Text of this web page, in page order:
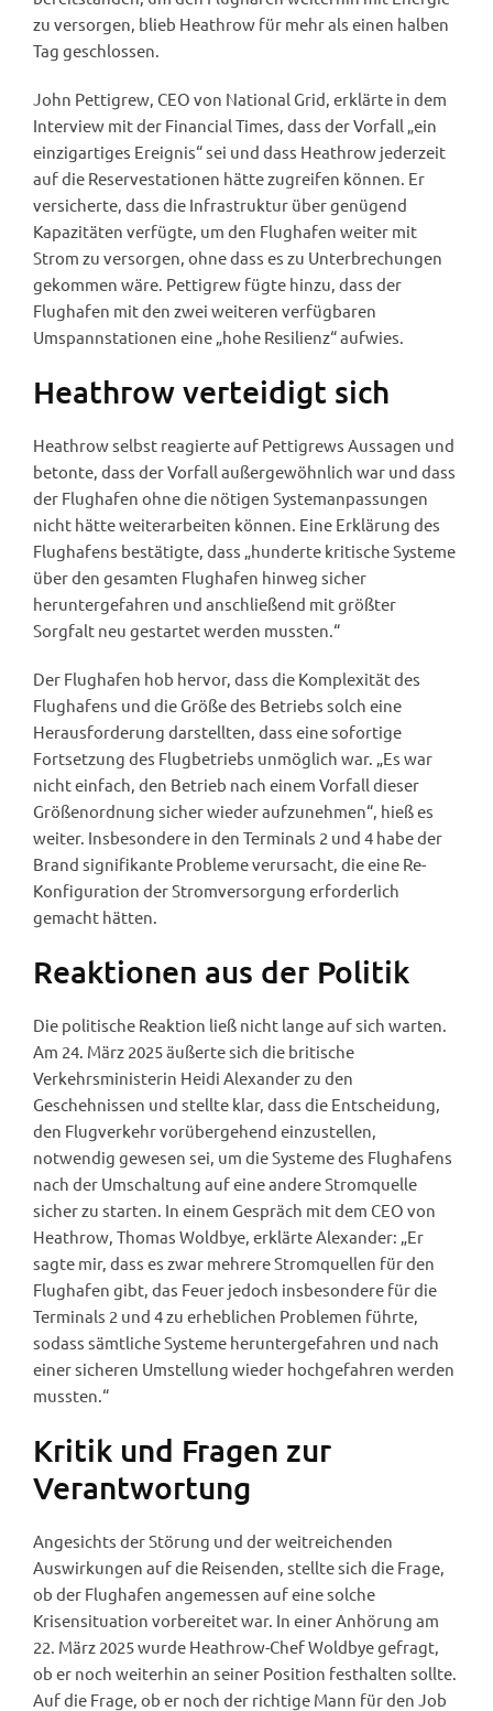
zu versorgen, blieb Heathrow für mehr als einen halben
Tag geschlossen.
John Pettigrew, CEO von National Grid, erklärte in dem
Interview mit der Financial Times, dass der Vorfall „ein
einzigartiges Ereignis“ sei und dass Heathrow jederzeit
auf die Reservestationen hätte zugreifen können. Er
versicherte, dass die Infrastruktur über genügend
Kapazitäten verfügte, um den Flughafen weiter mit
Strom zu versorgen, ohne dass es zu Unterbrechungen
gekommen wäre. Pettigrew fügte hinzu, dass der
Flughafen mit den zwei weiteren verfügbaren
Umspannstationen eine „hohe Resilienz“ aufwies.
Heathrow verteidigt sich
Heathrow selbst reagierte auf Pettigrews Aussagen und
betonte, dass der Vorfall außergewöhnlich war und dass
der Flughafen ohne die nötigen Systemanpassungen
nicht hätte weiterarbeiten können. Eine Erklärung des
Flughafens bestätigte, dass „hunderte kritische Systeme
über den gesamten Flughafen hinweg sicher
heruntergefahren und anschließend mit größter
Sorgfalt neu gestartet werden mussten.“
Der Flughafen hob hervor, dass die Komplexität des
Flughafens und die Größe des Betriebs solch eine
Herausforderung darstellten, dass eine sofortige
Fortsetzung des Flugbetriebs unmöglich war. „Es war
nicht einfach, den Betrieb nach einem Vorfall dieser
Größenordnung sicher wieder aufzunehmen“, hieß es
weiter. Insbesondere in den Terminals 2 und 4 habe der
Brand signifikante Probleme verursacht, die eine Re-
Konfiguration der Stromversorgung erforderlich
gemacht hätten.
Reaktionen aus der Politik
Die politische Reaktion ließ nicht lange auf sich warten.
Am 24. März 2025 äußerte sich die britische
Verkehrsministerin Heidi Alexander zu den
Geschehnissen und stellte klar, dass die Entscheidung,
den Flugverkehr vorübergehend einzustellen,
notwendig gewesen sei, um die Systeme des Flughafens
nach der Umschaltung auf eine andere Stromquelle
sicher zu starten. In einem Gespräch mit dem CEO von
Heathrow, Thomas Woldbye, erklärte Alexander: „Er
sagte mir, dass es zwar mehrere Stromquellen für den
Flughafen gibt, das Feuer jedoch insbesondere für die
Terminals 2 und 4 zu erheblichen Problemen führte,
sodass sämtliche Systeme heruntergefahren und nach
einer sicheren Umstellung wieder hochgefahren werden
mussten.“
Kritik und Fragen zur
Verantwortung
Angesichts der Störung und der weitreichenden
Auswirkungen auf die Reisenden, stellte sich die Frage,
ob der Flughafen angemessen auf eine solche
Krisensituation vorbereitet war. In einer Anhörung am
22. März 2025 wurde Heathrow-Chef Woldbye gefragt,
ob er noch weiterhin an seiner Position festhalten sollte.
Auf die Frage, ob er noch der richtige Mann für den Job